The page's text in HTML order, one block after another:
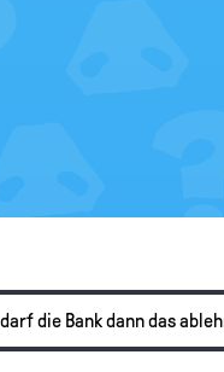
die Bank dann das